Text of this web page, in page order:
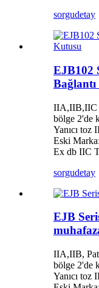
sorgudetay
EJB102
IIA,IIB,IIC
bölge 2'de
Yanıcı
Eski Marka:
Ex db IIC
sorgudetay
EJB
IIA,IIB,
bölge 2'de
Yanıcı